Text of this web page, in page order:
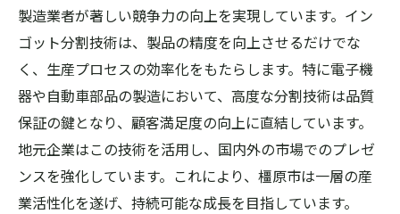
製造業者が著しい競争力の向上を実現しています。イン
ゴット分割技術は、製品の精度を向上させるだけでな
く、生産プロセスの効率化をもたらします。特に電子機
器や自動車部品の製造において、高度な分割技術は品質
保証の鍵となり、顧客満足度の向上に直結しています。
地元企業はこの技術を活用し、国内外の市場でのプレゼ
ンスを強化しています。これにより、橿原市は一層の産
業活性化を遂げ、持続可能な成長を目指しています。